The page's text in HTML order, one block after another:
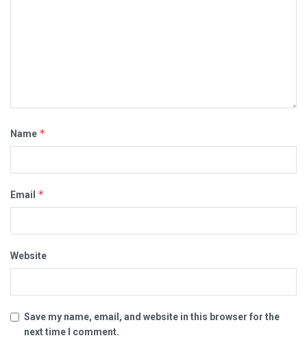
Name *
Email *
Website
Save my name, email, and website in this browser for the
next time I comment.